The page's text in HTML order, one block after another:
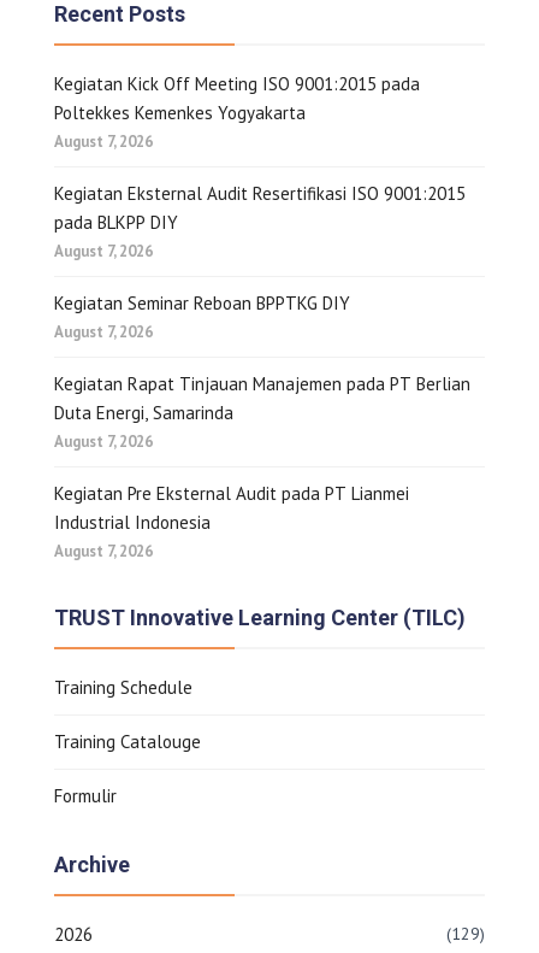
Recent Posts
Kegiatan Kick Off Meeting ISO 9001:2015 pada
Poltekkes Kemenkes Yogyakarta
August 7, 2026
Kegiatan Eksternal Audit Resertifikasi ISO 9001:2015
pada BLKPP DIY
August 7, 2026
Kegiatan Seminar Reboan BPPTKG DIY
August 7, 2026
Kegiatan Rapat Tinjauan Manajemen pada PT Berlian
Duta Energi, Samarinda
August 7, 2026
Kegiatan Pre Eksternal Audit pada PT Lianmei
Industrial Indonesia
August 7, 2026
TRUST Innovative Learning Center (TILC)
Training Schedule
Training Catalouge
Formulir
Archive
2026 (129)